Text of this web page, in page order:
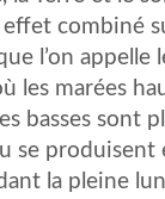
combiné
l’on appelle
les marées
basses sont
se
la pleine